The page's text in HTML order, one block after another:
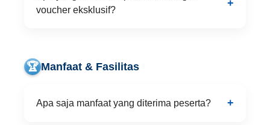
voucher eksklusif?
🏆 Manfaat & Fasilitas
Apa saja manfaat yang diterima peserta?